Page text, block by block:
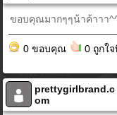
ขอบคุณมากๆๆน้าค้าาา
0 ขอบคุณ 0 ถูกใ
prettygirlbrand.c
om